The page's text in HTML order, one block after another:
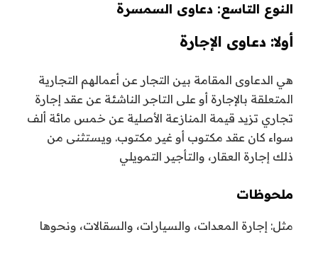
النوع التاسع: دعاوى السمسرة
أولا: دعاوى الإجارة
هي الدعاوى المقامة بين التجار عن أعمالهم التجارية
المتعلقة بالإجارة أو على التاجر الناشئة عن عقد إجارة
تجاري تزيد قيمة المنازعة الأصلية عن خمس مائة ألف
سواء كان عقد مكتوب أو غير مكتوب. ويستثنى من
ذلك إجارة العقار، والتأجير التمويلي
ملحوظات
مثل: إجارة المعدات، والسيارات، والسقالات، ونحوها